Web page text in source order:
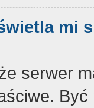
mi
serwer